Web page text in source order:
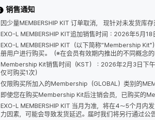
销售通知
因少量MEMBERSHIP KIT 订单取消， 现针对未发货库存
EXO-L MEMBERSHIP KIT追加销售时间：2026年5月
EXO-L MEMBERSHIP KIT（以下简称“Membership
册用户进行购买。（※在会员有效期内推出的不同概念
Membership Kit销售时间（KST）：2026年2月3日下
仅可购买1次）
仅限购买所加入的Membership（GLOBAL）类别的
即使您在购买Membership Kit后注销会员，已购买的
EXO-L MEMBERSHIP KIT 当月为准，将在4～5个月内
力因素，可能会导致发货延迟。届时我们将另行通过公